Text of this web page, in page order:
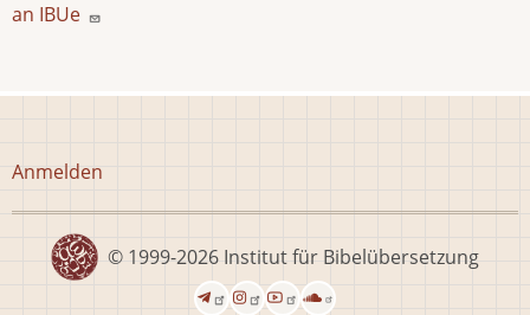
an IBUe
Benutzermenü
Anmelden
© 1999-2026 Institut für Bibelübersetzung